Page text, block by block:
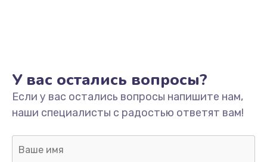
Замена/Pемонт карбюратора
1300 руб.
Заказать
У вас остались вопросы?
Если у вас остались вопросы напишите нам,
наши специалисты с радостью ответят вам!